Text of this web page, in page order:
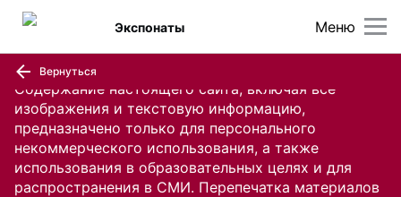
Содержание настоящего сайта, включая все
изображения и текстовую информацию,
предназначено только для персонального
некоммерческого использования, а также
использования в образовательных целях и для
распространения в СМИ. Перепечатка материалов
Меню
Экспонаты
Вернуться